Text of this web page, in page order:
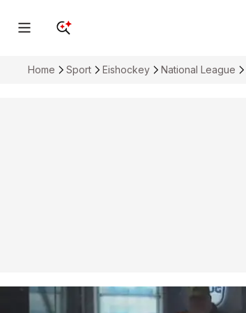
Home Sport Eishockey National League